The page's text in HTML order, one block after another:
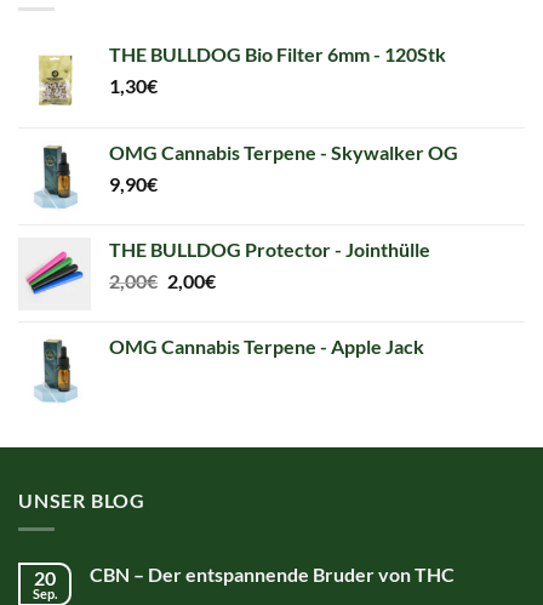
THE BULLDOG Bio Filter 6mm - 120Stk
1,30€
OMG Cannabis Terpene - Skywalker OG
9,90€
THE BULLDOG Protector - Jointhülle
2,00€ Original
2,00€.
2,00€Current
2,00€.
OMG Cannabis Terpene - Apple Jack
UNSER BLOG
20
Sep.
CBN – Der entspannende Bruder von THC